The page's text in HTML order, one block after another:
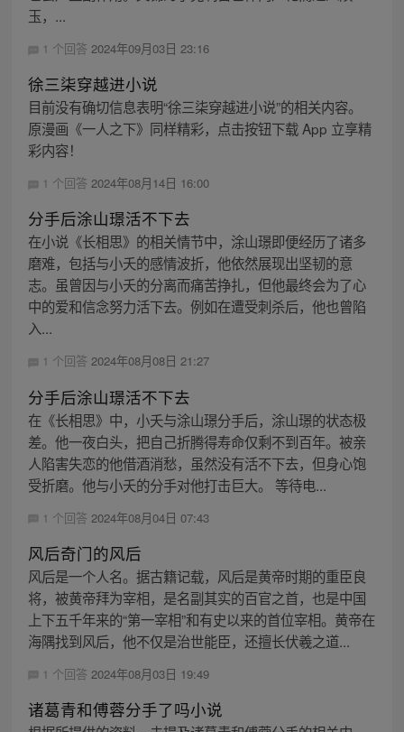
玉，...
1 个回答 2024年09月03日 23:16
徐三柒穿越进小说
目前没有确切信息表明“徐三柒穿越进小说”的相关内容。
原漫画《一人之下》同样精彩，点击按钮下载 App 立享精
彩内容！
1 个回答 2024年08月14日 16:00
分手后涂山璟活不下去
在小说《长相思》的相关情节中，涂山璟即便经历了诸多
磨难，包括与小夭的感情波折，他依然展现出坚韧的意
志。虽曾因与小夭的分离而痛苦挣扎，但他最终会为了心
中的爱和信念努力活下去。例如在遭受刺杀后，他也曾陷
入...
1 个回答 2024年08月08日 21:27
分手后涂山璟活不下去
在《长相思》中，小夭与涂山璟分手后，涂山璟的状态极
差。他一夜白头，把自己折腾得寿命仅剩不到百年。被亲
人陷害失恋的他借酒消愁，虽然没有活不下去，但身心饱
受折磨。他与小夭的分手对他打击巨大。 等待电...
1 个回答 2024年08月04日 07:43
风后奇门的风后
风后是一个人名。据古籍记载，风后是黄帝时期的重臣良
将，被黄帝拜为宰相，是名副其实的百官之首，也是中国
上下五千年来的“第一宰相”和有史以来的首位宰相。黄帝在
海隅找到风后，他不仅是治世能臣，还擅长伏羲之道...
1 个回答 2024年08月03日 19:49
诸葛青和傅蓉分手了吗小说